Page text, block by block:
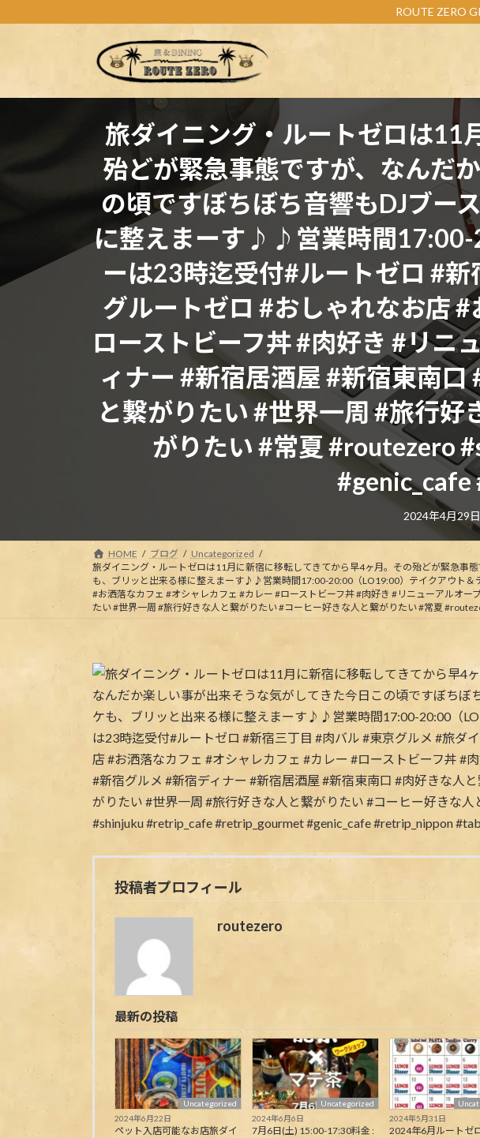
ン
ビ
ROUTE ZERO
旅ダイニング・ルートゼロは11
殆どが緊急事態ですが、なんだ
の頃ですぼちぼち音響もDJブー
に整えまーす♪♪営業時間17:00-
ーは23時迄受付#ルートゼロ #
グルートゼロ #おしゃれなお店
ローストビーフ丼 #肉好き #リニ
ィナー #新宿居酒屋 #新宿東南
と繋がりたい #世界一周 #旅行
がりたい #常夏 #routezero
2024年4月29日
HOME ブログ
Uncategorized
旅ダイニング・ルートゼロは11月に新宿に移転してきてから早4ヶ月。その殆どが緊急事
も、ブリッと出来る様に整えまーす♪♪営業時間17:00-20:00（LO19:00）テイクアウト＆
#お洒落なカフェ #オシャレカフェ #カレー #ローストビーフ丼 #肉好き #リニューアルオ
たい #世界一周 #旅行好きな人と繋がりたい #コーヒー好きな人と繋がりたい #常夏
投稿者プロフィール
routezero
最新の投稿
Uncategorized
2024年6月22日
ペット入店可能なお店旅ダイ
Uncategorized
2024年6月6日
7月6日(土) 15:00-17:30料金 :
2024年5月31日
2024年6月ルートゼ